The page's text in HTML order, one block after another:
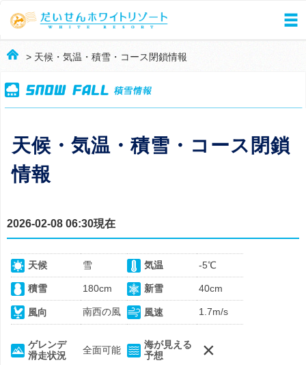
> 天候・気温・積雪・コース閉鎖情報
天候・気温・積雪・コース閉鎖
情報
2026-02-08 06:30現在
天候 雪 気温 -5℃
積雪 180cm 新雪 40cm
風向 南西の風 風速 1.7m/s
ゲレンデ
滑走状況
全面可能
海が見える
予想
×